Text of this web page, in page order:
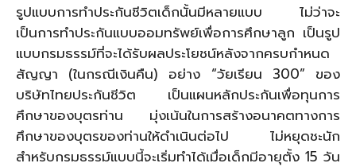
รูปแบบการทำประกันชีวิตเด็กนั้นมีหลายแบบ ไม่ว่าจะ
เป็นการทำประกันแบบออมทรัพย์เพื่อการศึกษาลูก เป็นรูป
แบบกรมธรรม์ที่จะได้รับผลประโยชน์หลังจากครบกำหนด
สัญญา (ในกรณีเงินคืน) อย่าง “วัยเรียน 300” ของ
บริษัทไทยประกันชีวิต เป็นแผนหลักประกันเพื่อทุนการ
ศึกษาของบุตรท่าน มุ่งเน้นในการสร้างอนาคตทางการ
ศึกษาของบุตรของท่านให้ดำเนินต่อไป ไม่หยุดชะนัก
สำหรับกรมธรรม์แบบนี้จะเริ่มทำได้เมื่อเด็กมีอายุตั้ง 15 วัน